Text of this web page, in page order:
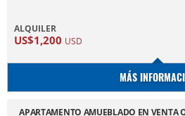
ALQUILER
US$1,200 USD
MÁS
APARTAMENTO AMUEBLADO EN VENTA